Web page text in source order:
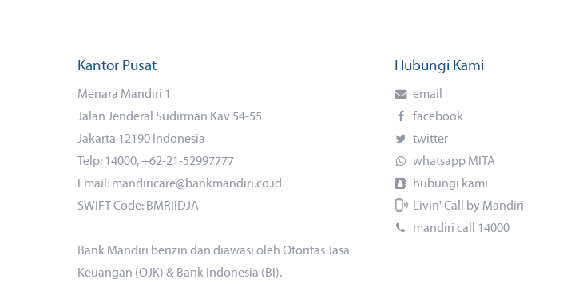
Kantor Pusat
Menara Mandiri 1
Jalan Jenderal Sudirman Kav 54-55
Jakarta 12190 Indonesia
Telp: 14000, +62-21-52997777
Email: mandiricare@bankmandiri.co.id
SWIFT Code: BMRIIDJA
Bank Mandiri berizin dan diawasi oleh Otoritas Jasa
Keuangan (OJK) & Bank Indonesia (BI).
Hubungi Kami
email
facebook
twitter
whatsapp MITA
hubungi kami
Livin' Call by Mandiri
mandiri call 14000